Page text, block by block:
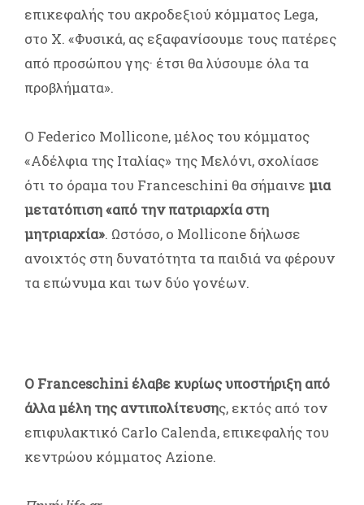
επικεφαλής του ακροδεξιού κόμματος Lega,
στο X. «Φυσικά, ας εξαφανίσουμε τους πατέρες
από προσώπου γης· έτσι θα λύσουμε όλα τα
προβλήματα».
Ο Federico Mollicone, μέλος του κόμματος
«Αδέλφια της Ιταλίας» της Μελόνι, σχολίασε
ότι το όραμα του Franceschini θα σήμαινε μια
μετατόπιση «από την πατριαρχία στη
μητριαρχία». Ωστόσο, ο Mollicone δήλωσε
ανοιχτός στη δυνατότητα τα παιδιά να φέρουν
τα επώνυμα και των δύο γονέων.
Ο Franceschini έλαβε κυρίως υποστήριξη από
άλλα μέλη της αντιπολίτευσης, εκτός από τον
επιφυλακτικό Carlo Calenda, επικεφαλής του
κεντρώου κόμματος Azione.